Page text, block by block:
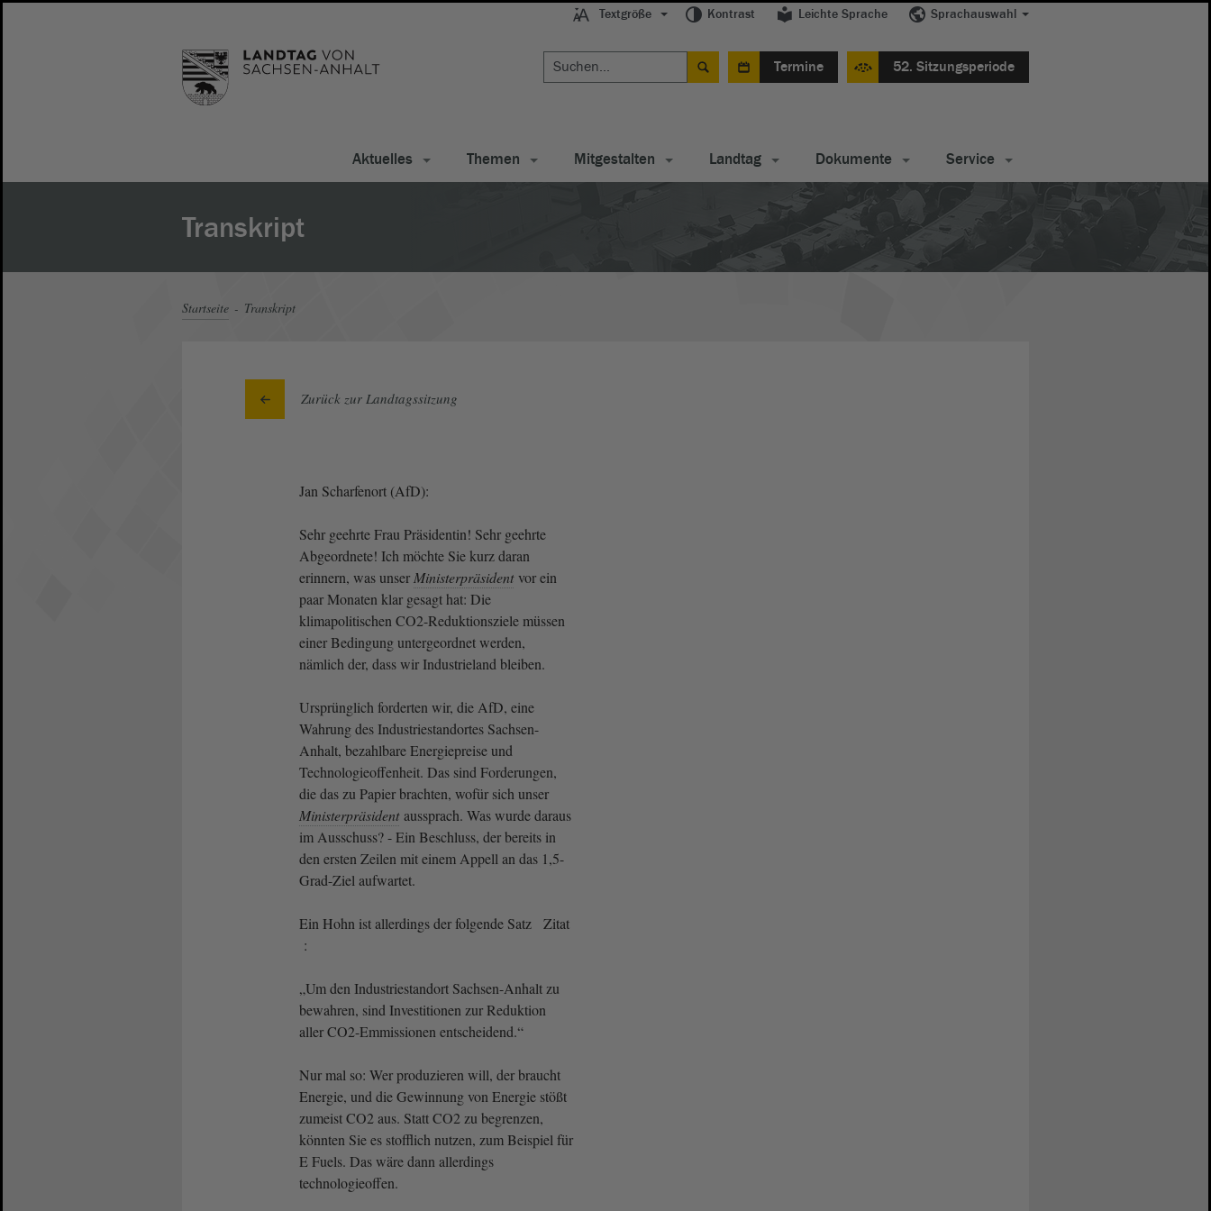
Textgröße Kontrast Leichte Sprache Sprachauswahl
Termine 52. Sitzungsperiode
Aktuelles Themen Mitgestalten Landtag Dokumente Service
Transkript
Startseite Transkript
Zurück zur Landtagssitzung
Jan Scharfenort (AfD):
Sehr geehrte Frau Präsidentin! Sehr geehrte
Abgeordnete! Ich möchte Sie kurz daran
erinnern, was unser Ministerpräsident vor ein
paar Monaten klar gesagt hat: Die
klimapolitischen CO2-Reduktionsziele müssen
einer Bedingung untergeordnet werden,
nämlich der, dass wir Industrieland bleiben.
Ursprünglich forderten wir, die AfD, eine
Wahrung des Industriestandortes Sachsen-
Anhalt, bezahlbare Energiepreise und
Technologieoffenheit. Das sind Forderungen,
die das zu Papier brachten, wofür sich unser
Ministerpräsident aussprach. Was wurde daraus
im Ausschuss? - Ein Beschluss, der bereits in
den ersten Zeilen mit einem Appell an das 1,5-
Grad-Ziel aufwartet.
Ein Hohn ist allerdings der folgende Satz Zitat
:
„Um den Industriestandort Sachsen-Anhalt zu
bewahren, sind Investitionen zur Reduktion
aller CO2-Emmissionen entscheidend.“
Nur mal so: Wer produzieren will, der braucht
Energie, und die Gewinnung von Energie stößt
zumeist CO2 aus. Statt CO2 zu begrenzen,
könnten Sie es stofflich nutzen, zum Beispiel für
E Fuels. Das wäre dann allerdings
technologieoffen.